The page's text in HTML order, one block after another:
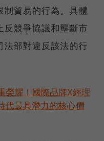
制貿易的行為。具體
反競爭協議和壟斷市
法部對違反該法的行
榮耀！國際品牌X經理
代最具潛力的核心價